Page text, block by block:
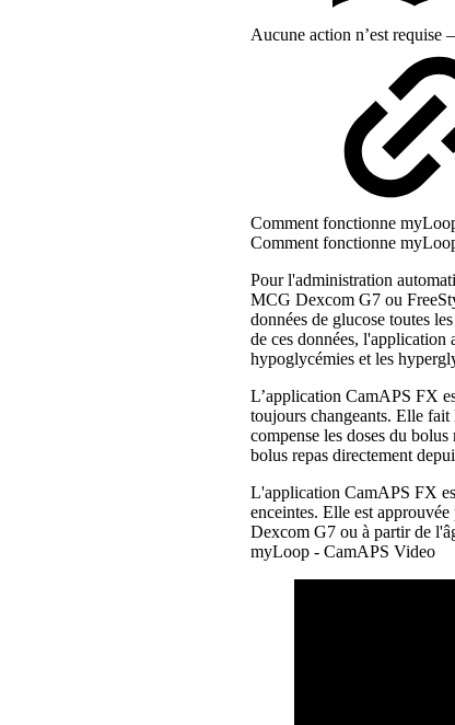
Aucune action n’est requise
Comment fonctionne
Comment fonctionne
Pour l'administration
MCG Dexcom G7 ou
données de glucose toutes
de ces données,
hypoglycémies et les
L’application CamAPS FX
toujours changeants. Elle
compense les doses du
bolus repas directement
L'application CamAPS FX
enceintes. Elle est
Dexcom G7 ou à partir de
myLoop - CamAPS Video